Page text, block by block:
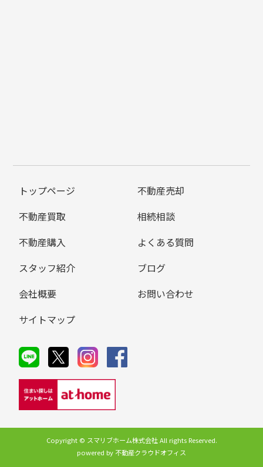
トップページ
不動産売却
不動産買取
相続相談
不動産購入
よくある質問
スタッフ紹介
ブログ
会社概要
お問い合わせ
サイトマップ
Copyright © スマリブホーム株式会社 All rights Reserved.
powered by 不動産クラウドオフィス